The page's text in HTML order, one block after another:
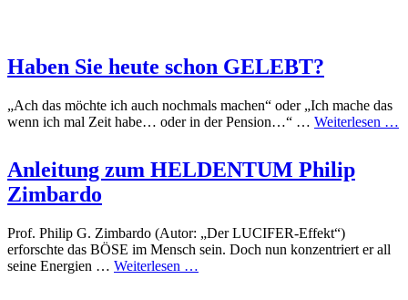
Haben Sie heute schon GELEBT?
„Ach das möchte ich auch nochmals machen“ oder „Ich mache das
wenn ich mal Zeit habe… oder in der Pension…“ … Weiterlesen …
Anleitung zum HELDENTUM Philip
Zimbardo
Prof. Philip G. Zimbardo (Autor: „Der LUCIFER-Effekt“)
erforschte das BÖSE im Mensch sein. Doch nun konzentriert er all
seine Energien … Weiterlesen …